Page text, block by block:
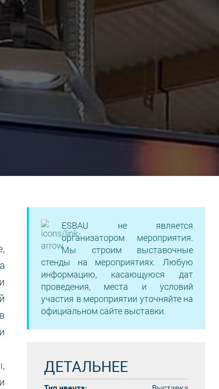
ESBAU не является
организатором мероприятия.
Мы строим выставочные
стенды на мероприятиях. Любую
информацию, касающуюся дат
проведения, места и условий
участия в мероприятии уточняйте на
официальном сайте выставки.
ДЕТАЛЬНЕЕ